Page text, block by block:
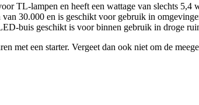
TL-lampen en heeft een wattage van slechts
30.000 en is geschikt voor gebruik in
buis geschikt is voor binnen gebruik in droge
met een starter. Vergeet dan ook niet om de